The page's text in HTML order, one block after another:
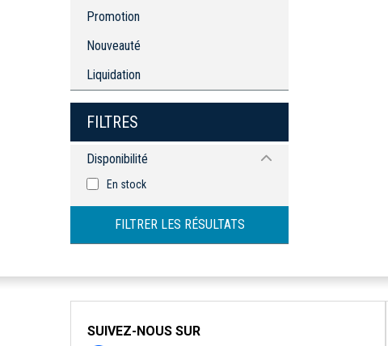
Promotion
Nouveauté
Liquidation
FILTRES
Disponibilité
En stock
FILTRER LES RÉSULTATS
SUIVEZ-NOUS SUR